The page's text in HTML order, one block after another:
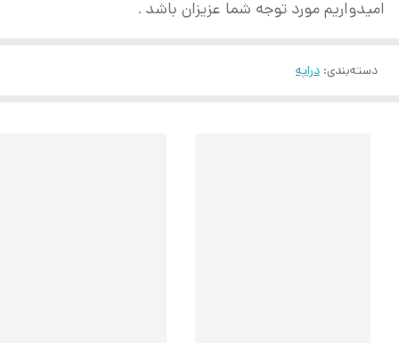
امیدواریم مورد توجه شما عزیزان باشد .
دسته‌بندی: دراپه